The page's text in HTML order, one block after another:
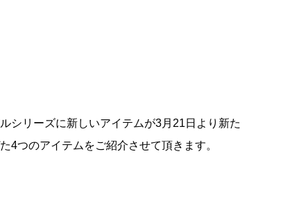
シリーズに新しいアイテムが3月21日より新た
4つのアイテムをご紹介させて頂きます。